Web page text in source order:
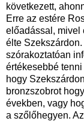
következett,
Erre az estére
előadással, mivel
élte
szórakoztatóan
értékesebbé
hogy
bronzszobrot
években, vagy
a szőlőhegyen.